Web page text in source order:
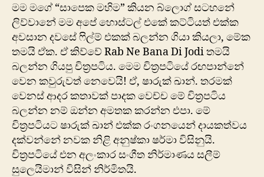
මම මගේ “සාපෙක මහිම” කියන බ්ලොග් සටහනේ
ලිව්වානේ මම අපේ හොස්ටල් එකේ කට්ටියත් එක්ක
අවසාන දවසේ ෆිල්ම් එකක් බලන්න ගියා කියලා, මේක
තමයි ඒක. ඒ කිව්වේ Rab Ne Bana Di Jodi තමයි
බලන්න ගියපු චිත්‍රපටිය. මෙම චිත්‍රපටියේ රඟපාන්නේ
වෙන කවුරුවත් නෙවෙයි! ඒ, ෂාරුක් ඛාන්. තරමක්
වෙනස් ආදර කතාවක් පාදක වෙච්ච මේ චිත්‍රපටිය
බලන්න නම් ඔන්න අමතක කරන්න එපා. මේ
චිත්‍රපටියට ෂාරුක් ඛාන් එක්ක රංග‍නයෙන් දායකත්ව‍ය
දක්වන්නේ නවක නිළි අනුෂ්කා ෂර්මා විසිනුයි.
චිත්‍රපටියේ එන අලංකාර සංගීත නිර්මාණය සලීම්
සුලෙයිමාන් විසින් නිර්මිතයි.